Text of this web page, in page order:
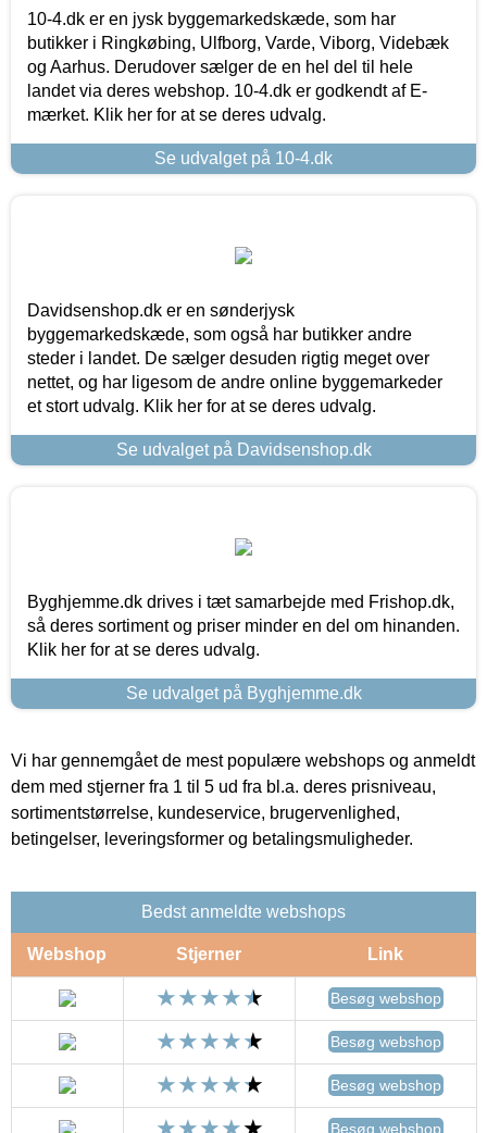
10-4.dk er en jysk byggemarkedskæde, som har
butikker i Ringkøbing, Ulfborg, Varde, Viborg, Videbæk
og Aarhus. Derudover sælger de en hel del til hele
landet via deres webshop. 10-4.dk er godkendt af E-
mærket. Klik her for at se deres udvalg.
Se udvalget på 10-4.dk
Davidsenshop.dk er en sønderjysk
byggemarkedskæde, som også har butikker andre
steder i landet. De sælger desuden rigtig meget over
nettet, og har ligesom de andre online byggemarkeder
et stort udvalg. Klik her for at se deres udvalg.
Se udvalget på Davidsenshop.dk
Byghjemme.dk drives i tæt samarbejde med Frishop.dk,
så deres sortiment og priser minder en del om hinanden.
Klik her for at se deres udvalg.
Se udvalget på Byghjemme.dk
Vi har gennemgået de mest populære webshops og anmeldt
dem med stjerner fra 1 til 5 ud fra bl.a. deres prisniveau,
sortimentstørrelse, kundeservice, brugervenlighed,
betingelser, leveringsformer og betalingsmuligheder.
Bedst anmeldte webshops
Webshop Stjerner Link
Besøg webshop
Besøg webshop
Besøg webshop
Besøg webshop